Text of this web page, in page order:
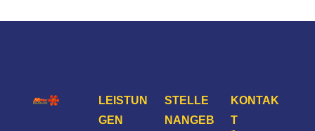
LEISTUN
GEN
STELLE
NANGEB
KONTAK
T